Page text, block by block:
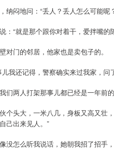
纳闷地问：“丢人？丢人怎么可能呢
：“就是那个跟你对着干，爱拌嘴
对门的邻居，他家也是卖包子的。
我还记得，警察确实来过我家，问
们两人打架那事儿都已经是一年前
个头大，一米八几，身板又高又壮
己出来见人。”
没怎么听我说话，她朝我招了招手，